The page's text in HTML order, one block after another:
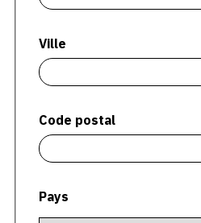
CGU
CGV
Ville
Code postal
Pays